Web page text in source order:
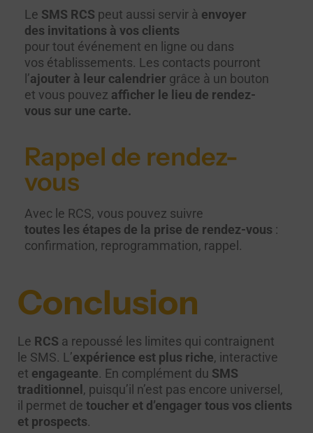
Le SMS RCS peut aussi servir à envoyer
des invitations à vos clients
pour tout événement en ligne ou dans
vos établissements. Les contacts pourront
l’ajouter à leur calendrier grâce à un bouton
et vous pouvez afficher le lieu de rendez-
vous sur une carte.
Rappel de rendez-
vous
Avec le RCS, vous pouvez suivre
toutes les étapes de la prise de rendez-vous :
confirmation, reprogrammation, rappel.
Conclusion
Le RCS a repoussé les limites qui contraignent
le SMS. L’expérience est plus riche, interactive
et engageante. En complément du SMS
traditionnel, puisqu’il n’est pas encore universel,
il permet de toucher et d’engager tous vos clients
et prospects.